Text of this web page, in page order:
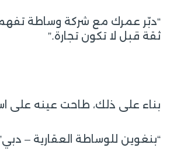
“دبّر عمرك مع شركة وساطة
ثقة قبل لا تكون تجارة.”
بناء على ذلك، طاحت عينه على
“بنغوين للوساطة العقارية –